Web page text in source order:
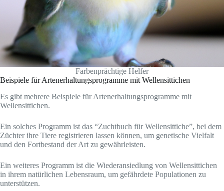
Farbenprächtige Helfer
Beispiele für Artenerhaltungsprogramme mit Wellensittichen
Es gibt mehrere Beispiele für Artenerhaltungsprogramme mit
Wellensittichen.
Ein solches Programm ist das “Zuchtbuch für Wellensittiche”, bei dem
Züchter ihre Tiere registrieren lassen können, um genetische Vielfalt
und den Fortbestand der Art zu gewährleisten.
Ein weiteres Programm ist die Wiederansiedlung von Wellensittichen
in ihrem natürlichen Lebensraum, um gefährdete Populationen zu
unterstützen.